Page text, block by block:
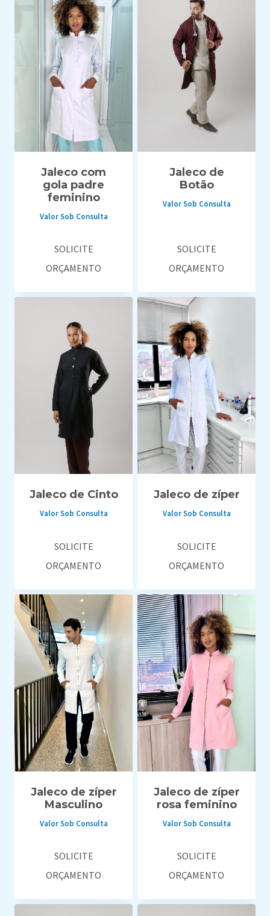
Jaleco com
gola padre
feminino
Valor Sob Consulta
SOLICITE
ORÇAMENTO
Jaleco de
Botão
Valor Sob Consulta
SOLICITE
ORÇAMENTO
Jaleco de Cinto
Valor Sob Consulta
SOLICITE
ORÇAMENTO
Jaleco de zíper
Valor Sob Consulta
SOLICITE
ORÇAMENTO
Jaleco de zíper
Masculino
Valor Sob Consulta
SOLICITE
ORÇAMENTO
Jaleco de zíper
rosa feminino
Valor Sob Consulta
SOLICITE
ORÇAMENTO